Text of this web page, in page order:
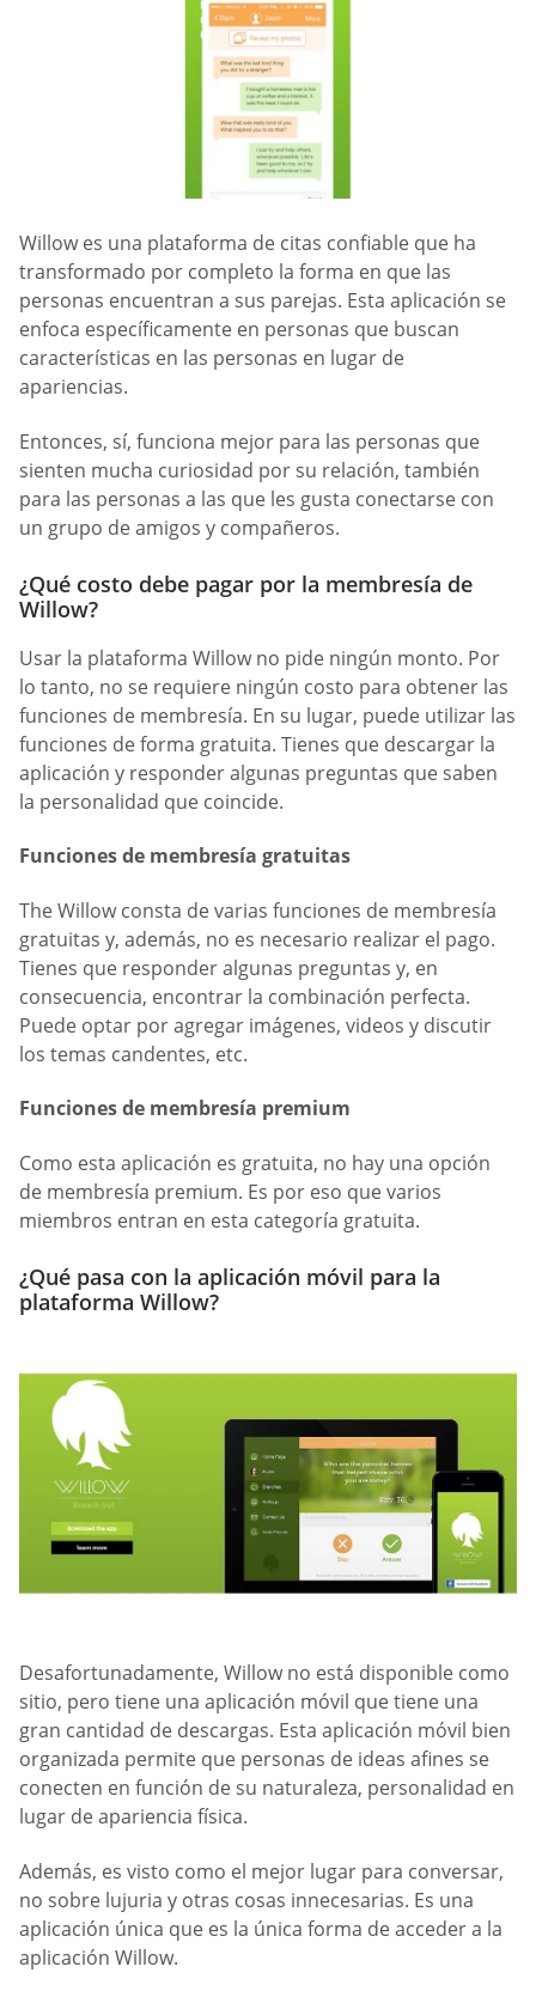
Willow es una plataforma de citas confiable que ha
transformado por completo la forma en que las
personas encuentran a sus parejas. Esta aplicación se
enfoca específicamente en personas que buscan
características en las personas en lugar de
apariencias.
Entonces, sí, funciona mejor para las personas que
sienten mucha curiosidad por su relación, también
para las personas a las que les gusta conectarse con
un grupo de amigos y compañeros.
¿Qué costo debe pagar por la membresía de
Willow?
Usar la plataforma Willow no pide ningún monto. Por
lo tanto, no se requiere ningún costo para obtener las
funciones de membresía. En su lugar, puede utilizar las
funciones de forma gratuita. Tienes que descargar la
aplicación y responder algunas preguntas que saben
la personalidad que coincide.
Funciones de membresía gratuitas
The Willow consta de varias funciones de membresía
gratuitas y, además, no es necesario realizar el pago.
Tienes que responder algunas preguntas y, en
consecuencia, encontrar la combinación perfecta.
Puede optar por agregar imágenes, videos y discutir
los temas candentes, etc.
Funciones de membresía premium
Como esta aplicación es gratuita, no hay una opción
de membresía premium. Es por eso que varios
miembros entran en esta categoría gratuita.
¿Qué pasa con la aplicación móvil para la
plataforma Willow?
Desafortunadamente, Willow no está disponible como
sitio, pero tiene una aplicación móvil que tiene una
gran cantidad de descargas. Esta aplicación móvil bien
organizada permite que personas de ideas afines se
conecten en función de su naturaleza, personalidad en
lugar de apariencia física.
Además, es visto como el mejor lugar para conversar,
no sobre lujuria y otras cosas innecesarias. Es una
aplicación única que es la única forma de acceder a la
aplicación Willow.